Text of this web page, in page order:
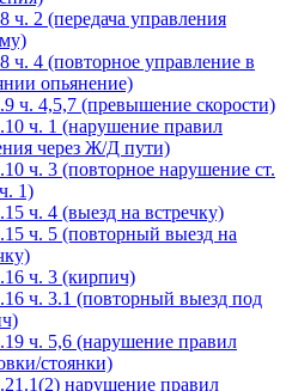
ч. 2 (передача управления
ч. 4 (повторное управление в
опьянение)
ч. 4,5,7 (превышение скорости)
ч. 1 (нарушение правил
через Ж/Д пути)
ч. 3 (повторное нарушение ст.
1)
ч. 4 (выезд на встречку)
ч. 5 (повторный выезд на
ч. 3 (кирпич)
ч. 3.1 (повторный выезд под
ч. 5,6 (нарушение правил
стоянки)
нарушение правил